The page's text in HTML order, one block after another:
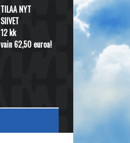
TILAA NYT
SIIVET
12 kk
vain 62,50 euroa!